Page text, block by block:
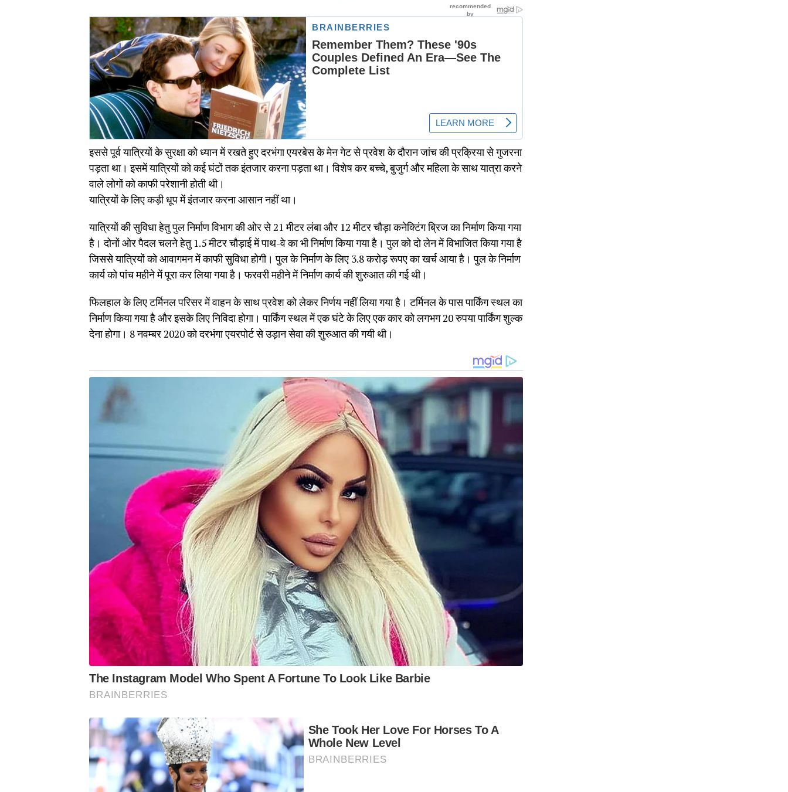
इससे पूर्व यात्रियों के सुरक्षा को ध्यान में रखते हुए दरभंगा एयरबेस के मेन गेट से प्रवेश के दौरान जांच की प्रक्रिया से गुजरना
पड़ता था। इसमें यात्रियों को कई घंटों तक इंतजार करना पड़ता था। विशेष कर बच्चे, बुजुर्ग और महिला के साथ यात्रा करने
वाले लोगों को काफी परेशानी होती थी।
यात्रियों के लिए कड़ी धूप में इंतजार करना आसान नहीं था।
यात्रियों की सुविधा हेतु पुल निर्माण विभाग की ओर से 21 मीटर लंबा और 12 मीटर चौड़ा कनेक्टिंग ब्रिज का निर्माण किया गया
है। दोनों ओर पैदल चलने हेतु 1.5 मीटर चौड़ाई में पाथ-वे का भी निर्माण किया गया है। पुल को दो लेन में विभाजित किया गया है
जिससे यात्रियों को आवागमन में काफी सुविधा होगी। पुल के निर्माण के लिए 3.8 करोड़ रूपए का खर्च आया है। पुल के निर्माण
कार्य को पांच महीने में पूरा कर लिया गया है। फरवरी महीने में निर्माण कार्य की शुरुआत की गई थी।
फिलहाल के लिए टर्मिनल परिसर में वाहन के साथ प्रवेश को लेकर निर्णय नहीं लिया गया है। टर्मिनल के पास पार्किंग स्थल का
निर्माण किया गया है और इसके लिए निविदा होगा। पार्किंग स्थल में एक घंटे के लिए एक कार को लगभग 20 रुपया पार्किंग शुल्क
देना होगा। 8 नवम्बर 2020 को दरभंगा एयरपोर्ट से उड़ान सेवा की शुरुआत की गयी थी।